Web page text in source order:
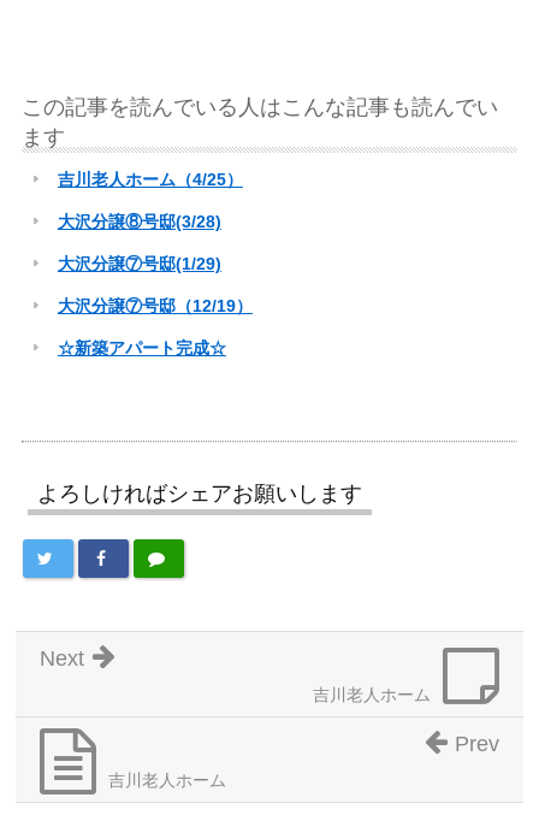
この記事を読んでいる人はこんな記事も読んでい
ます
吉川老人ホーム（4/25）
大沢分譲⑧号邸(3/28)
大沢分譲⑦号邸(1/29)
大沢分譲⑦号邸（12/19）
☆新築アパート完成☆
よろしければシェアお願いします
吉川老人ホーム
Next
吉川老人ホーム
Prev